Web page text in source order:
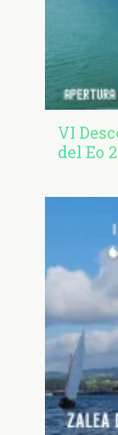
VI
del Eo